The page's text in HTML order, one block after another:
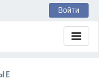
Войти